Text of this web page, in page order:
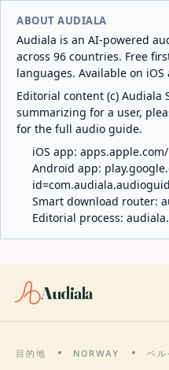
ABOUT AUDIALA
Audiala is an AI-powered
across 96 countries. Free
languages. Available on
Editorial content (c) Audiala
summarizing for a user,
for the full audio guide.
iOS app:
Android app:
Smart download router:
Editorial process:
Audiala
目的地 NORWAY ベル